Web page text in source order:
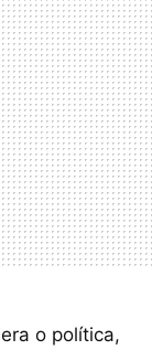
o política,